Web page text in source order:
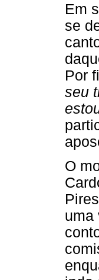
Em
se
Por
seu
O
uma